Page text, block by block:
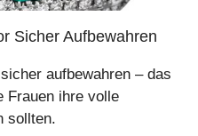
Sicher Aufbewahren
aufbewahren – das
Frauen ihre volle
sollten.